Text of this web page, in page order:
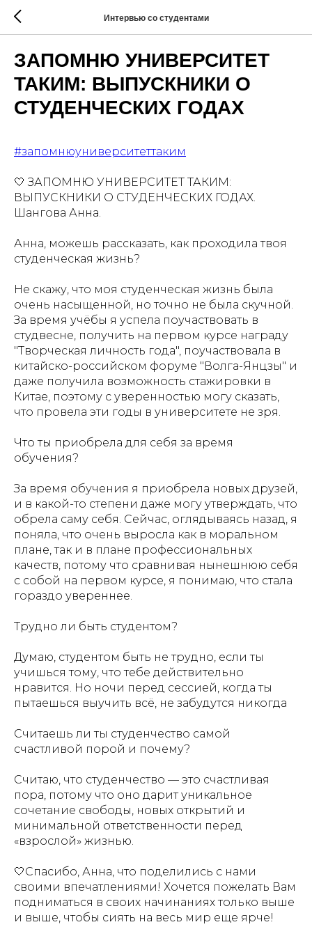
Интервью со студентами
ЗАПОМНЮ УНИВЕРСИТЕТ
ТАКИМ: ВЫПУСКНИКИ О
СТУДЕНЧЕСКИХ ГОДАХ
#запомнюуниверситеттаким
🤍 ЗАПОМНЮ УНИВЕРСИТЕТ ТАКИМ:
ВЫПУСКНИКИ О СТУДЕНЧЕСКИХ ГОДАХ.
Шангова Анна.
️Анна, можешь рассказать, как проходила твоя
студенческая жизнь?
Не скажу, что моя студенческая жизнь была
очень насыщенной, но точно не была скучной.
За время учёбы я успела поучаствовать в
студвесне, получить на первом курсе награду
"Творческая личность года", поучаствовала в
китайско-российском форуме "Волга-Янцзы" и
даже получила возможность стажировки в
Китае, поэтому с уверенностью могу сказать,
что провела эти годы в университете не зря.
️Что ты приобрела для себя за время
обучения?
За время обучения я приобрела новых друзей,
и в какой-то степени даже могу утверждать, что
обрела саму себя. Сейчас, оглядываясь назад, я
поняла, что очень выросла как в моральном
плане, так и в плане профессиональных
качеств, потому что сравнивая нынешнюю себя
с собой на первом курсе, я понимаю, что стала
гораздо увереннее.
️Трудно ли быть студентом?
Думаю, студентом быть не трудно, если ты
учишься тому, что тебе действительно
нравится. Но ночи перед сессией, когда ты
пытаешься выучить всё, не забудутся никогда
️Считаешь ли ты студенчество самой
счастливой порой и почему?
Считаю, что студенчество — это счастливая
пора, потому что оно дарит уникальное
сочетание свободы, новых открытий и
минимальной ответственности перед
«взрослой» жизнью.
🤍Спасибо, Анна, что поделились с нами
своими впечатлениями! Хочется пожелать Вам
подниматься в своих начинаниях только выше
и выше, чтобы сиять на весь мир еще ярче!